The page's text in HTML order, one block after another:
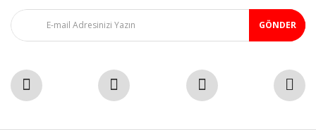
GÖNDER